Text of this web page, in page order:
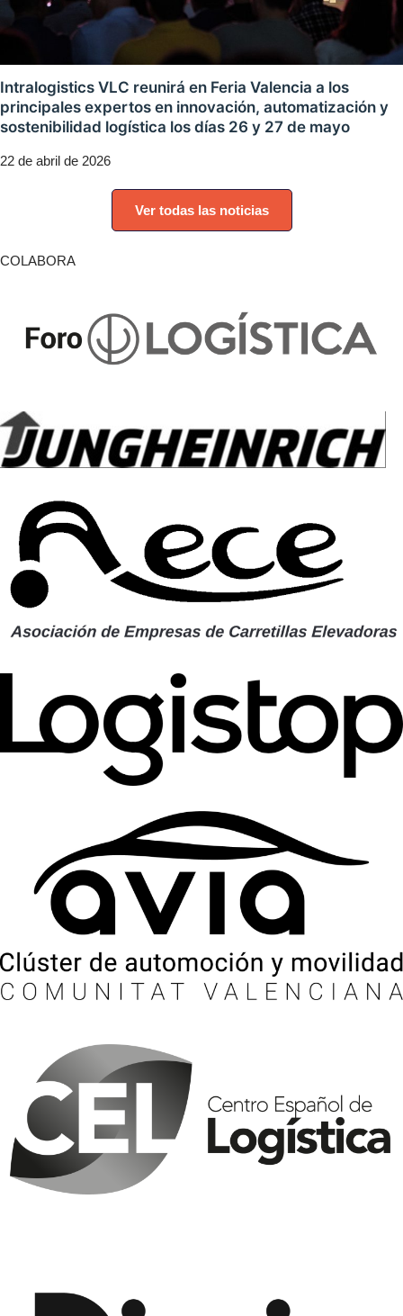
Intralogistics VLC reunirá en Feria Valencia a los
principales expertos en innovación, automatización y
sostenibilidad logística los días 26 y 27 de mayo
22 de abril de 2026
Ver todas las noticias
COLABORA